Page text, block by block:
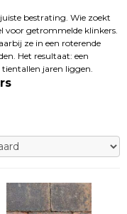
bestrating. Wie zoekt
voor getrommelde klinkers.
ze in een roterende
Het resultaat: een
tientallen jaren liggen.